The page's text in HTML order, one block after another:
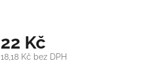
22 Kč
18,18 Kč bez DPH